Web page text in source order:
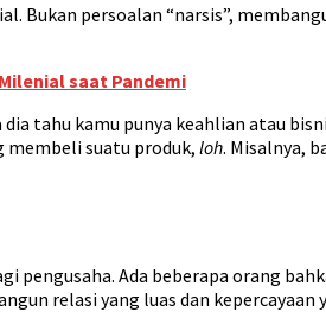
Bukan persoalan “narsis”,
saat Pandemi
tahu kamu punya keahlian atau
membeli suatu produk, loh. Misalnya,
pengusaha. Ada beberapa orang
relasi yang luas dan kepercayaan